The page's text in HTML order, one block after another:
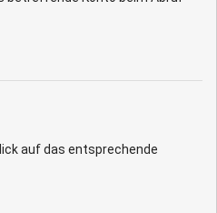
auf das entsprechende